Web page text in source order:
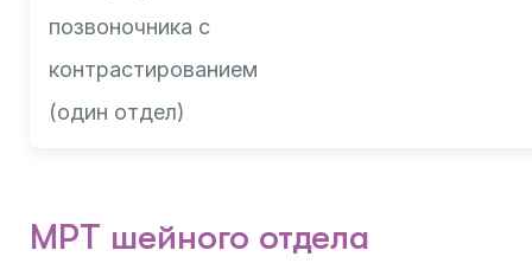
позвоночника с
контрастированием
(один отдел)
МРТ шейного отдела